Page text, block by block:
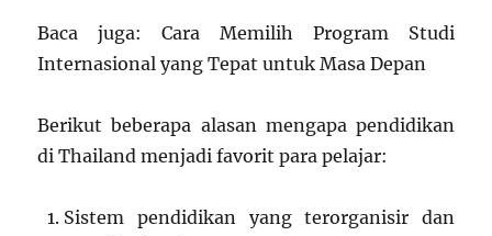
Baca juga: Cara Memilih Program Studi
Internasional yang Tepat untuk Masa Depan
Berikut beberapa alasan mengapa pendidikan
di Thailand menjadi favorit para pelajar:
Sistem pendidikan yang terorganisir dan